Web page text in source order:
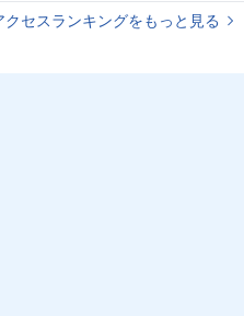
クセスランキングをもっと見る